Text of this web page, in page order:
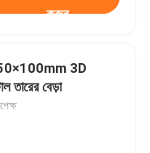
করুন
50×100mm 3D
তারের বেড়া